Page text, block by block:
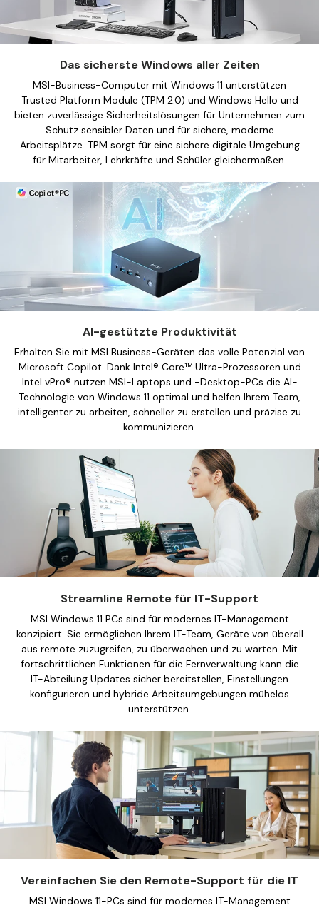
MSI Prestige 13 AI+ A3MG-
008ES | Portátil
Intel® Core™ Ultra 9 386H
32 GB RAM
Jetzt einkaufen
MSI Laptop Stealth
A2XWJG-041,
NVIDIA® GeForce
64 GB RAM
2 TB SSD
Mehr anzeigen
Das sicherste Windows aller Zeiten
MSI-Business-Computer mit Windows 11 unterstützen
Trusted Platform Module (TPM 2.0) und Windows Hello und
bieten zuverlässige Sicherheitslösungen für Unternehmen zum
Schutz sensibler Daten und für sichere, moderne
Arbeitsplätze. TPM sorgt für eine sichere digitale Umgebung
für Mitarbeiter, Lehrkräfte und Schüler gleichermaßen.
AI-gestützte Produktivität
Erhalten Sie mit MSI Business-Geräten das volle Potenzial von
Microsoft Copilot. Dank Intel® Core™ Ultra-Prozessoren und
Intel vPro® nutzen MSI-Laptops und -Desktop-PCs die AI-
Technologie von Windows 11 optimal und helfen Ihrem Team,
intelligenter zu arbeiten, schneller zu erstellen und präzise zu
kommunizieren.
Streamline Remote für IT-Support
MSI Windows 11 PCs sind für modernes IT-Management
konzipiert. Sie ermöglichen Ihrem IT-Team, Geräte von überall
aus remote zuzugreifen, zu überwachen und zu warten. Mit
fortschrittlichen Funktionen für die Fernverwaltung kann die
IT-Abteilung Updates sicher bereitstellen, Einstellungen
konfigurieren und hybride Arbeitsumgebungen mühelos
unterstützen.
Vereinfachen Sie den Remote-Support für die IT
MSI Windows 11-PCs sind für modernes IT-Management